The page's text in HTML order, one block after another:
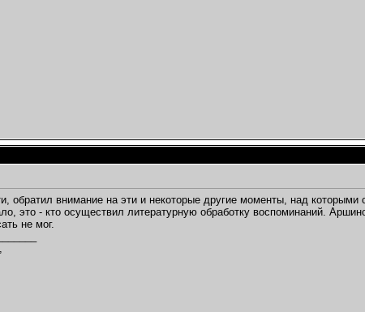
обратил внимание на эти и некоторые другие моменты, над
это - кто осуществил литературную обработку воспоминаний.
не мог.